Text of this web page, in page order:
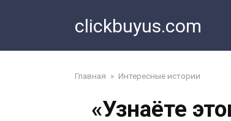
clickbuyus.com
Главная » Интересные истории
«Узнаёте